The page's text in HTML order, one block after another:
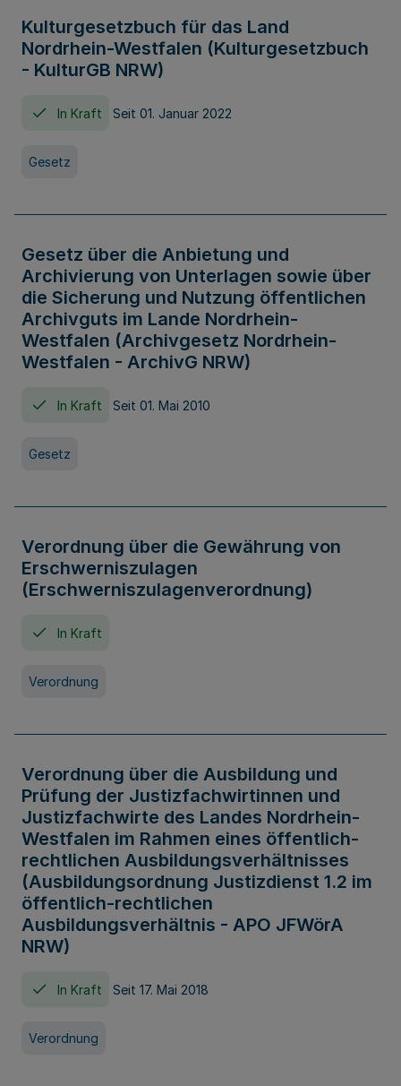
Kulturgesetzbuch für das Land
Nordrhein-Westfalen (Kulturgesetzbuch
- KulturGB NRW)
In Kraft Seit 01. Januar 2022
Gesetz
Gesetz über die Anbietung und
Archivierung von Unterlagen sowie über
die Sicherung und Nutzung öffentlichen
Archivguts im Lande Nordrhein-
Westfalen (Archivgesetz Nordrhein-
Westfalen - ArchivG NRW)
In Kraft Seit 01. Mai 2010
Gesetz
Verordnung über die Gewährung von
Erschwerniszulagen
(Erschwerniszulagenverordnung)
In Kraft
Verordnung
Verordnung über die Ausbildung und
Prüfung der Justizfachwirtinnen und
Justizfachwirte des Landes Nordrhein-
Westfalen im Rahmen eines öffentlich-
rechtlichen Ausbildungsverhältnisses
(Ausbildungsordnung Justizdienst 1.2 im
öffentlich-rechtlichen
Ausbildungsverhältnis - APO JFWörA
NRW)
In Kraft Seit 17. Mai 2018
Verordnung